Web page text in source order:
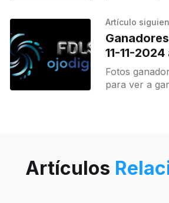
Artículo
11-11-
Fotos ganadoras
para ver a
Artículos